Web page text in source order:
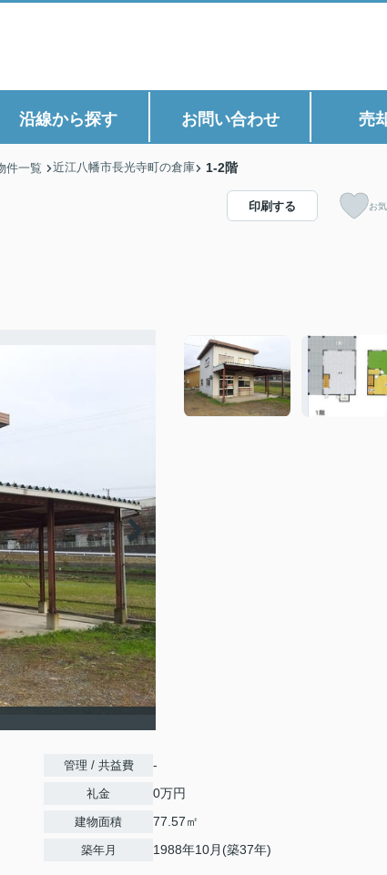
沿線から探す お問い合わせ 売
件一覧 近江八幡市長光寺町の倉庫 1-2階
印刷する お
管理 / 共益費 -
礼金 0万円
建物面積 77.57㎡
築年月 1988年10月(築37年)